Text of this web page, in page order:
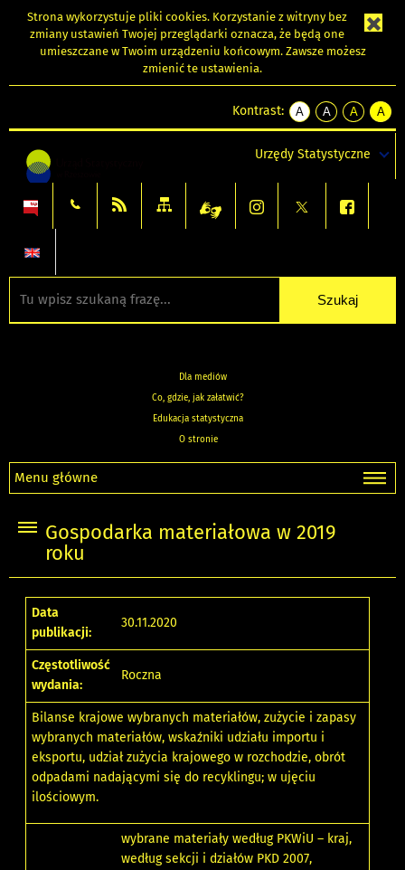
Strona wykorzystuje pliki cookies. Korzystanie z witryny bez
zmiany ustawień Twojej przeglądarki oznacza, że będą one
umieszczane w Twoim urządzeniu końcowym. Zawsze możesz
zmienić te ustawienia.
Kontrast:
A
kontrast
A
kontrast
tekst
czarnym
A
kontrast
tekst
czarnym
A
tekst
żółtym
Urzędy Statystyczne
Dla mediów
Co, gdzie, jak załatwić?
Edukacja statystyczna
O stronie
Menu główne
Gospodarka materiałowa w 2019
roku
Data
publikacji:
30.11.2020
Częstotliwość
wydania:
Roczna
Bilanse krajowe wybranych materiałów, zużycie i zapasy
wybranych materiałów, wskaźniki udziału importu i
eksportu, udział zużycia krajowego w rozchodzie, obrót
odpadami nadającymi się do recyklingu; w ujęciu
ilościowym.
wybrane materiały według PKWiU – kraj,
według sekcji i działów PKD 2007,